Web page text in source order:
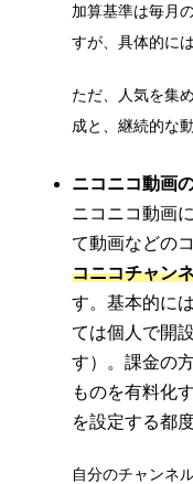
加算基準は毎月
すが、具体的に
ただ、人気を集
成と、継続的な
ニコニコ動画
ニコニコ動画
て動画などの
コニコチャン
す。基本的に
ては個人で開
す）。課金の
ものを有料化
を設定する都
自分のチャンネ